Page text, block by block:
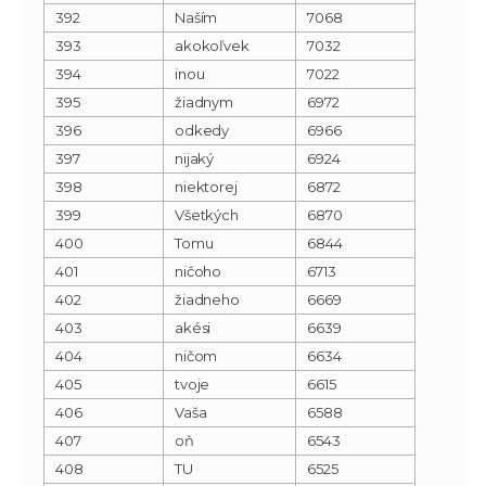
392
Naším
7068
393
akokoľvek
7032
394
inou
7022
395
žiadnym
6972
396
odkedy
6966
397
nijaký
6924
398
niektorej
6872
399
Všetkých
6870
400
Tomu
6844
401
ničoho
6713
402
žiadneho
6669
403
akési
6639
404
ničom
6634
405
tvoje
6615
406
Vaša
6588
407
oň
6543
408
TU
6525